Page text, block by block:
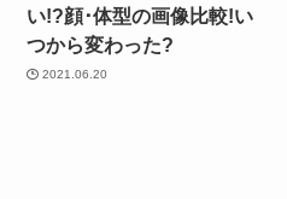
い!?顔･体型の画像比較!い
つから変わった?
2021.06.20